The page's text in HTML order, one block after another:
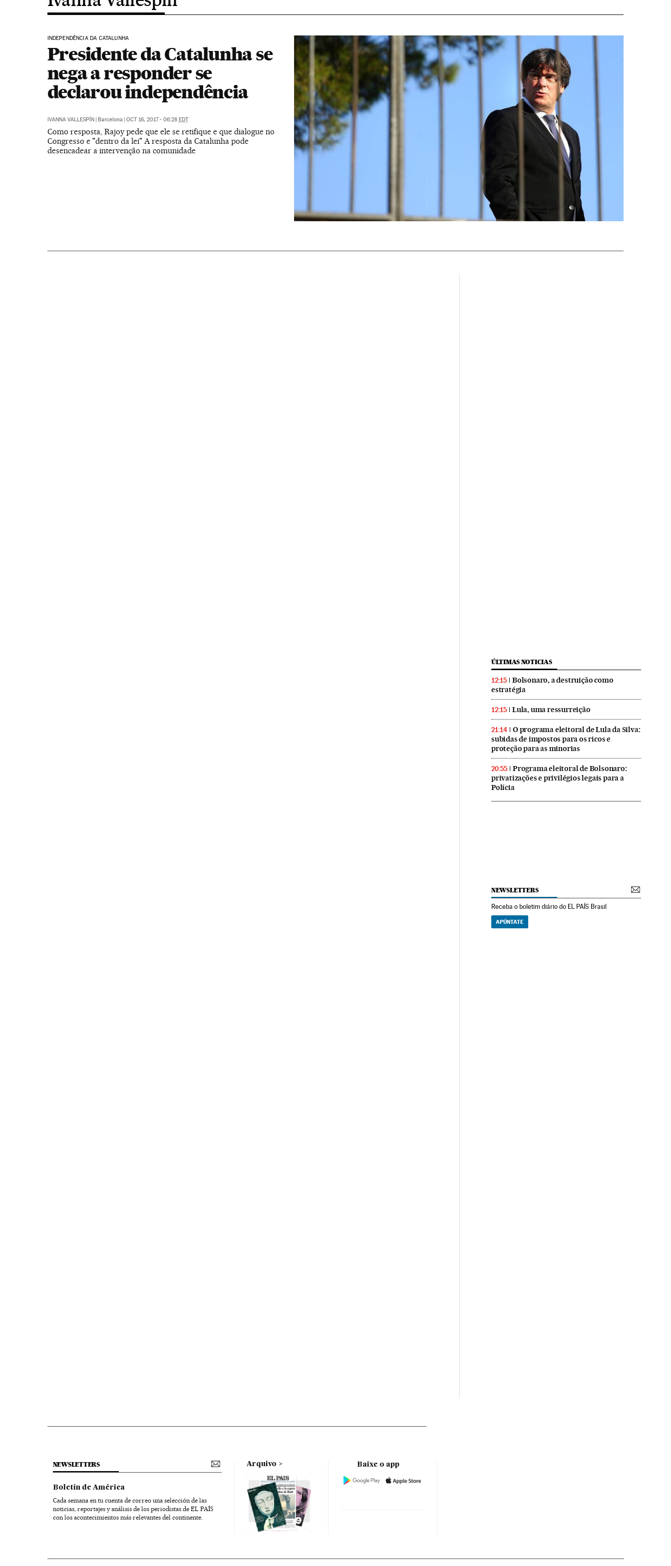
INDEPENDÊNCIA DA CATALUNHA
Presidente da Catalunha se
nega a responder se
declarou independência
IVANNA VALLESPÍN | Barcelona | OCT 16, 2017 - 06:28 EDT
Como resposta, Rajoy pede que ele se retifique e que dialogue no
Congresso e "dentro da lei" A resposta da Catalunha pode
desencadear a intervenção na comunidade
ÚLTIMAS NOTICIAS
12:15
Bolsonaro, a destruição como
estratégia
12:15 Lula, uma ressurreição
21:14
O programa eleitoral de Lula da Silva:
subidas de impostos para os ricos e
proteção para as minorias
20:55
Programa eleitoral de Bolsonaro:
privatizações e privilégios legais para a
Polícia
NEWSLETTERS
Receba o boletim diário do EL PAÍS Brasil
APÚNTATE
NEWSLETTERS
Boletín de América
Cada semana en tu cuenta de correo una selección de las
noticias, reportajes y análisis de los periodistas de EL PAÍS
con los acontecimientos más relevantes del continente.
Arquivo Baixe o app